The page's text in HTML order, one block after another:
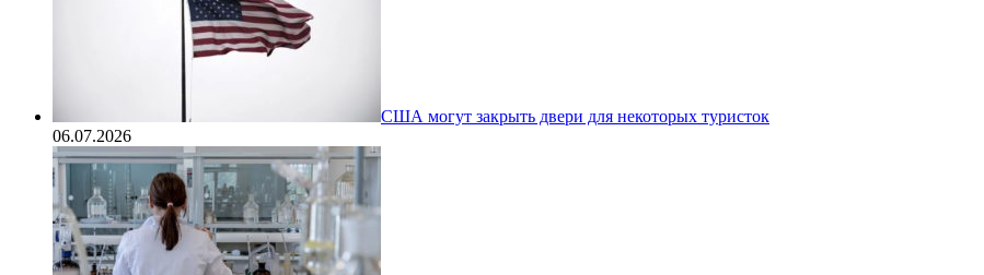
США могут закрыть двери для некоторых туристок
06.07.2026